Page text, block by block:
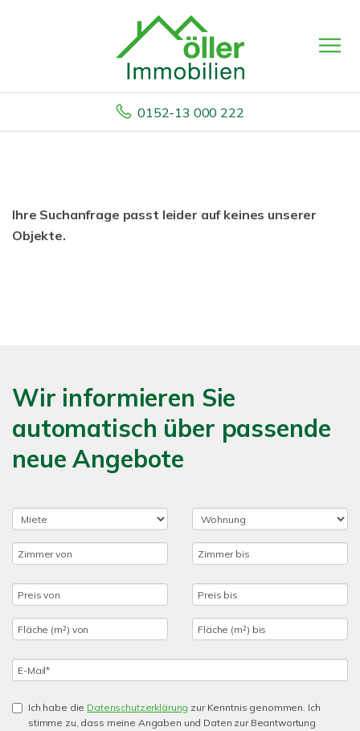
0152-13 000 222
Ihre Suchanfrage passt leider auf keines unserer
Objekte.
Wir informieren Sie
automatisch über passende
neue Angebote
Ich habe die Datenschutzerklärung zur Kenntnis genommen. Ich
stimme zu, dass meine Angaben und Daten zur Beantwortung